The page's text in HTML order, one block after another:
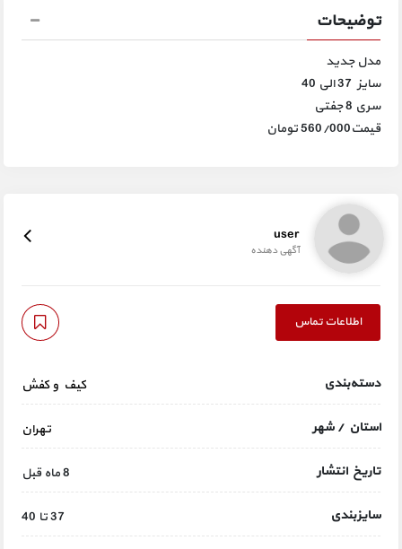
توضیحات
مدل جدید
سایز 37 الی 40
سری 8 جفتی
قیمت560/000 تومان
user
آگهی دهنده
اطلاعات تماس
دسته‌بندی کیف و کفش
استان / شهر تهران
تاریخ انتشار 8 ماه قبل
سایزبندی 37 تا 40